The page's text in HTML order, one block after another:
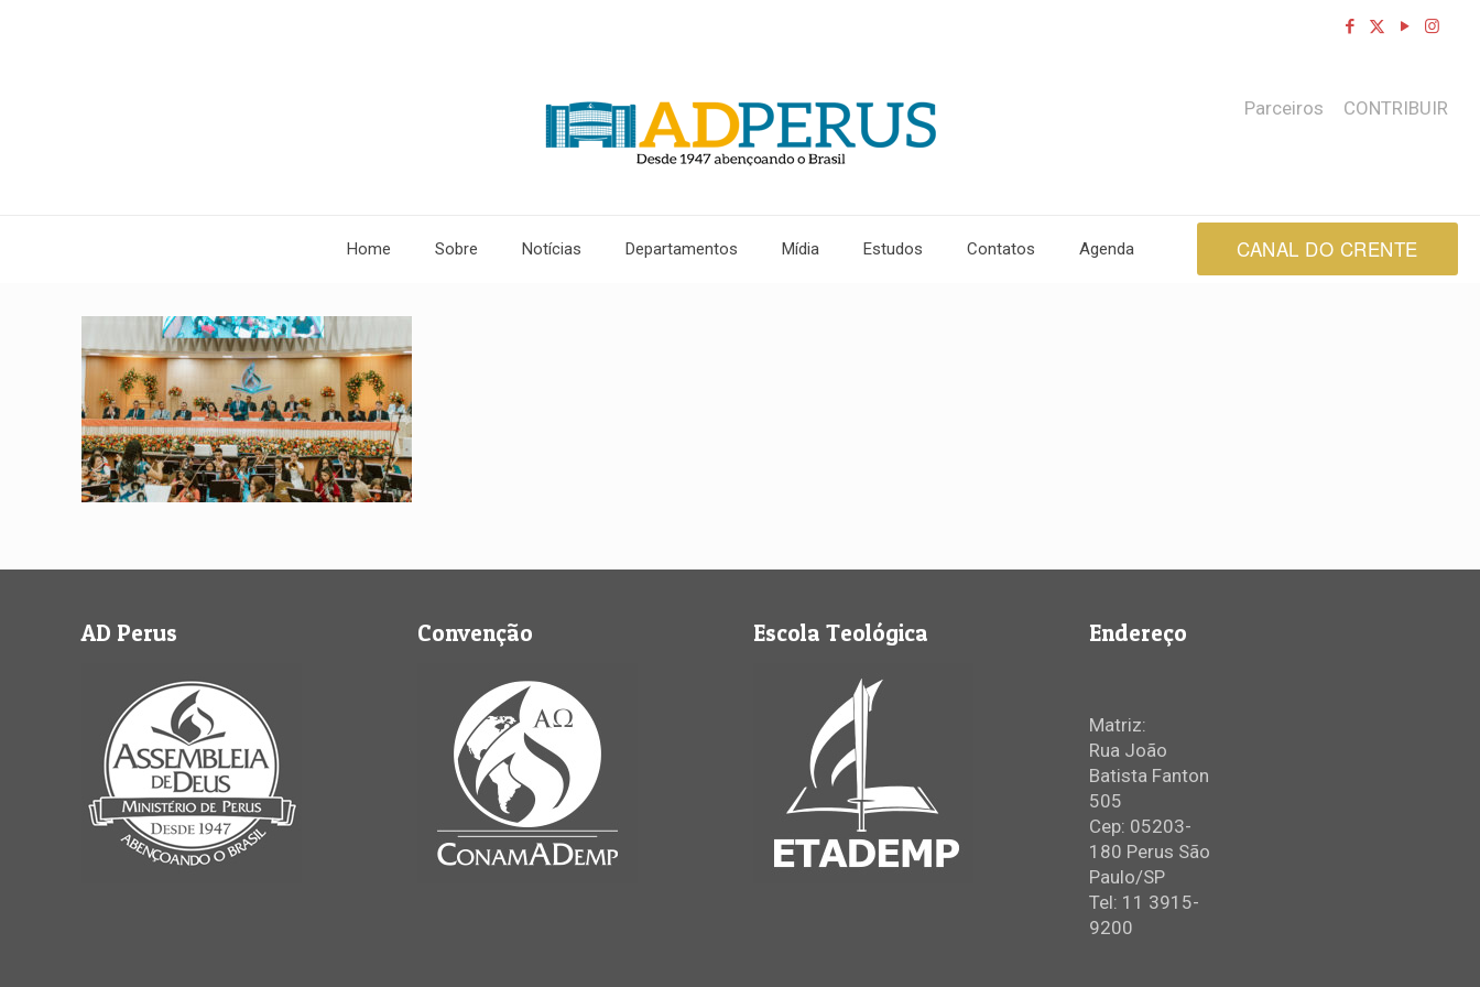
Home Sobre Notícias Departamentos Mídia Estudos Contatos Agenda
Parceiros CONTRIBUIR
CANAL DO CRENTE
AD Perus Convenção Escola Teológica Endereço
Matriz:
Rua João
Batista Fanton
505
Cep: 05203-
180 Perus São
Paulo/SP
Tel: 11 3915-
9200